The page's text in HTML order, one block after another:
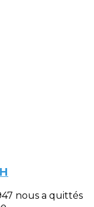
nous a quittés